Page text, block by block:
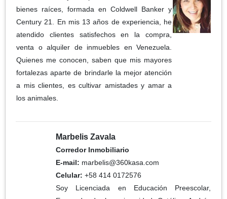
bienes raíces, formada en Coldwell Banker y
Century 21. En mis 13 años de experiencia, he
atendido clientes satisfechos en la compra,
venta o alquiler de inmuebles en Venezuela.
Quienes me conocen, saben que mis mayores
fortalezas aparte de brindarle la mejor atención
a mis clientes, es cultivar amistades y amar a
los animales.
Marbelis Zavala
Corredor Inmobiliario
E-mail: marbelis@360kasa.com
Celular: +58 414 0172576
Soy Licenciada en Educación Preescolar,